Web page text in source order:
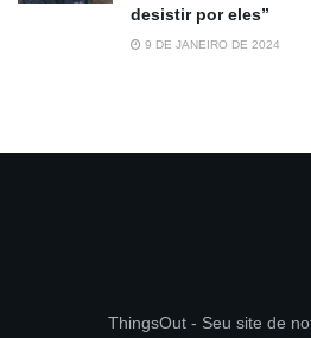
desistir por eles”
9 DE JANEIRO DE 2024
ThingsOut - Seu site de